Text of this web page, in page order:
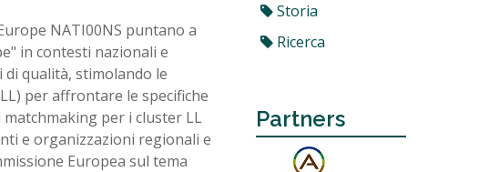
NATI00NS puntano a
in contesti nazionali e
qualità, stimolando le
per affrontare le specifiche
per i cluster LL
e organizzazioni regionali e
Europea sul tema
Storia
Ricerca
Partners